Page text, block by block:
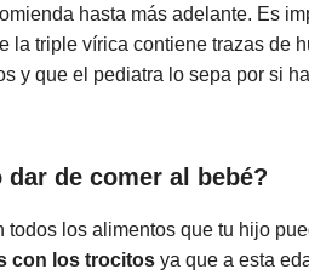
hasta más adelante. Es
la triple vírica contiene trazas de
y que el pediatra lo sepa por si
dar de comer al bebé?
todos los alimentos que tu hijo
con los trocitos ya que a esta